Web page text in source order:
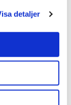
detaljer